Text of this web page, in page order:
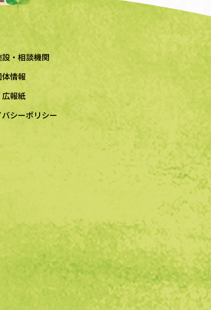
・相談機関
情報
報紙
シーポリシー